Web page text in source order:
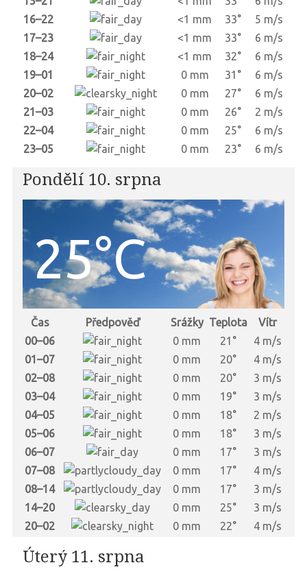
16–22
<1 mm 33°
5 m/s
17–23
<1 mm 33°
6 m/s
18–24
<1 mm 32°
6 m/s
19–01
0 mm 31°
6 m/s
20–02
0 mm 27°
6 m/s
21–03
0 mm 26°
2 m/s
22–04
0 mm 25°
6 m/s
23–05
0 mm 23° 6 m/s
Pondělí 10. srpna
25°C
Čas Předpověď Srážky Teplota
Vítr
00–06
0 mm 21°
4 m/s
01–07
0 mm 20°
4 m/s
02–08
0 mm 20°
3 m/s
03–04
0 mm 19°
3 m/s
04–05
0 mm 18°
2 m/s
05–06
0 mm 18°
3 m/s
06–07
0 mm 17°
3 m/s
07–08
0 mm 17°
4 m/s
08–14
0 mm 17°
3 m/s
14–20
0 mm 25°
3 m/s
20–02
0 mm 22° 4 m/s
Úterý 11. srpna